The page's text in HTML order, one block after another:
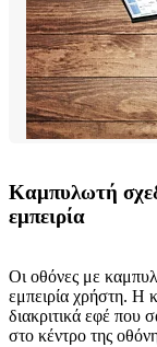
Καμπυλωτή
εμπειρία
Οι οθόνες με
εμπειρία χρήστη. Η
διακριτικά εφέ που
στο κέντρο της